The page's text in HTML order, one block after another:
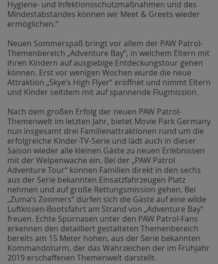
Hygiene- und Infektionsschutzmaßnahmen und des
Mindestabstandes können wir Meet & Greets wieder
ermöglichen.“
Neuen Sommerspaß bringt vor allem der PAW Patrol-
Themenbereich „Adventure Bay“, in welchem Eltern mit
ihren Kindern auf ausgiebige Entdeckungstour gehen
können. Erst vor wenigen Wochen wurde die neue
Attraktion „Skye’s High Flyer“ eröffnet und nimmt Eltern
und Kinder seitdem mit auf spannende Flugmission.
Nach dem großen Erfolg der neuen PAW Patrol-
Themenwelt im letzten Jahr, bietet Movie Park Germany
nun insgesamt drei Familienattraktionen rund um die
erfolgreiche Kinder-TV-Serie und lädt auch in dieser
Saison wieder alle kleinen Gäste zu neuen Erlebnissen
mit der Welpenwache ein. Bei der „PAW Patrol
Adventure Tour“ können Familien direkt in den sechs
aus der Serie bekannten Einsatzfahrzeugen Platz
nehmen und auf große Rettungsmission gehen. Bei
„Zuma’s Zoomers“ dürfen sich die Gäste auf eine wilde
Luftkissen-Bootsfahrt am Strand von „Adventure Bay“
freuen. Echte Spürnasen unter den PAW Patrol-Fans
erkennen den detailliert gestalteten Themenbereich
bereits am 15 Meter hohen, aus der Serie bekannten
Kommandoturm, der das Wahrzeichen der im Frühjahr
2019 erschaffenen Themenwelt darstellt.